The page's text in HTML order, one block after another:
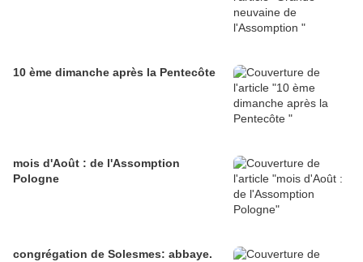
10 ème dimanche après la Pentecôte
mois d'Août : de l'Assomption
Pologne
congrégation de Solesmes: abbaye.